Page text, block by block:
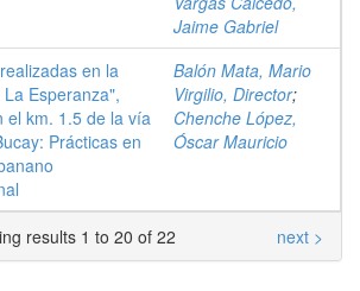
Jaime Gabriel
en la
Esperanza",
el km. 1.5 de la vía
Prácticas en
Balón Mata, Mario
Virgilio, Director;
Chenche López,
Óscar Mauricio
results 1 to 20 of 22 next >